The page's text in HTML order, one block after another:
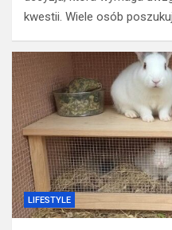
kwestii. Wiele osób
LIFESTYLE